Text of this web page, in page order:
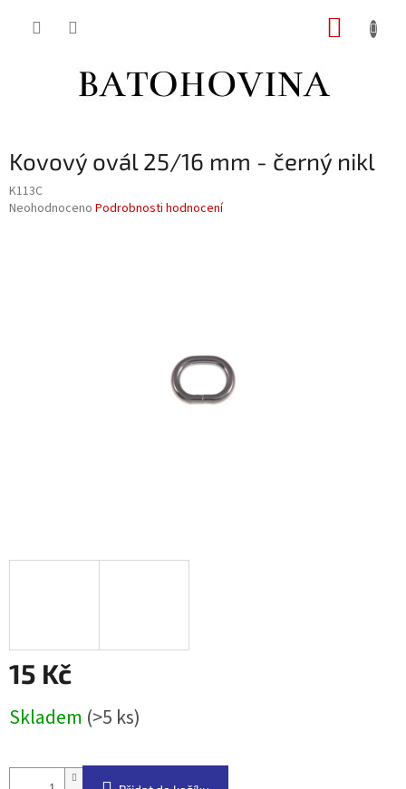
Kovový ovál 25/16 mm - černý nikl
K113C
Průměrné
Neohodnoceno Podrobnosti hodnocení
15 Kč
cena:
Skladem (>5 ks)